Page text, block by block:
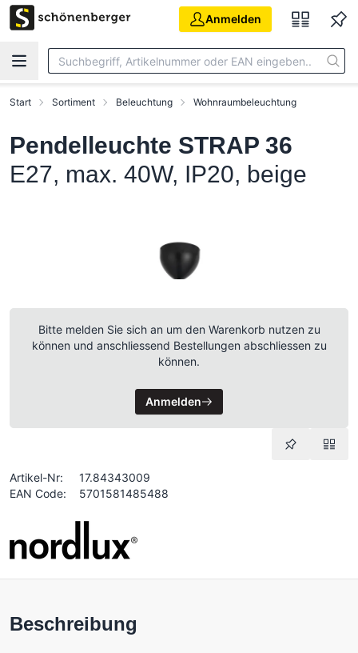
Zum Hauptinhalt springen
Anmelden
Start Sortiment Beleuchtung Wohnraumbeleuchtung
Pendelleuchte STRAP 36
E27, max. 40W, IP20, beige
Bitte melden Sie sich an um den Warenkorb nutzen zu
können und anschliessend Bestellungen abschliessen zu
können.
Anmelden
Artikel-Nr:
17.84343009
EAN Code:
5701581485488
Beschreibung